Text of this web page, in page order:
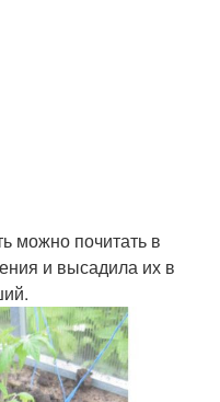
можно почитать в
и высадила их в